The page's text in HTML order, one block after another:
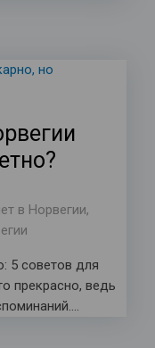
в Норвегии,
5 советов для
прекрасно, ведь